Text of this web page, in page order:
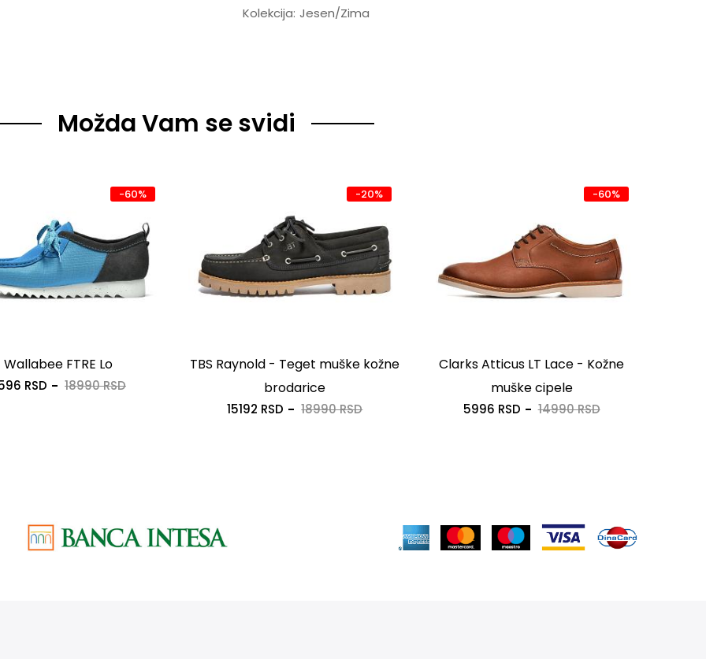
Kolekcija: Jesen/Zima
Možda Vam se svidi
-60%
Wallabee FTRE Lo
RSD 18990 RSD
-20%
TBS Raynold - Teget muške kožne
brodarice
15192 RSD 18990 RSD
-60%
Clarks Atticus LT Lace - Kožne
muške cipele
5996 RSD 14990 RSD